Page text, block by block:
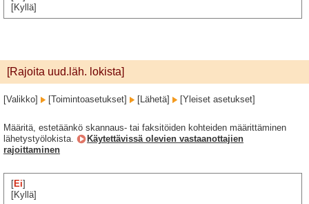
[Kyllä]
[Rajoita uud.läh. lokista]
[Valikko] [Toimintoasetukset] [Lähetä] [Yleiset asetukset]
Määritä, estetäänkö skannaus- tai faksitöiden kohteiden määrittäminen
lähetystyölokista.
Käytettävissä olevien vastaanottajien
rajoittaminen
[Ei]
[Kyllä]